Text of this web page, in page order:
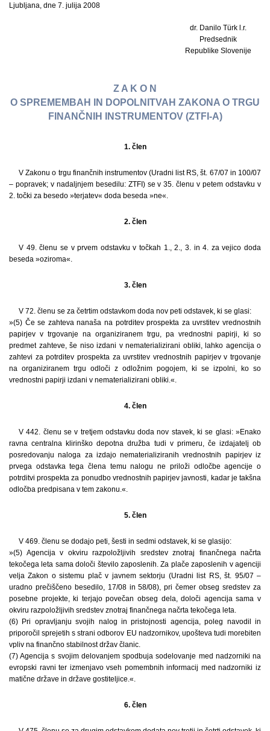
Ljubljana, dne 7. julija 2008
dr. Danilo Türk l.r.
Predsednik
Republike Slovenije
Z A K O N
O SPREMEMBAH IN DOPOLNITVAH ZAKONA O TRGU
FINANČNIH INSTRUMENTOV (ZTFI-A)
1. člen
V Zakonu o trgu finančnih instrumentov (Uradni list RS, št. 67/07 in 100/07
– popravek; v nadaljnjem besedilu: ZTFI) se v 35. členu v petem odstavku v
2. točki za besedo »terjatev« doda beseda »ne«.
2. člen
V 49. členu se v prvem odstavku v točkah 1., 2., 3. in 4. za vejico doda
beseda »oziroma«.
3. člen
V 72. členu se za četrtim odstavkom doda nov peti odstavek, ki se glasi:
»(5) Če se zahteva nanaša na potrditev prospekta za uvrstitev vrednostnih
papirjev v trgovanje na organiziranem trgu, pa vrednostni papirji, ki so
predmet zahteve, še niso izdani v nematerializirani obliki, lahko agencija o
zahtevi za potrditev prospekta za uvrstitev vrednostnih papirjev v trgovanje
na organiziranem trgu odloči z odložnim pogojem, ki se izpolni, ko so
vrednostni papirji izdani v nematerializirani obliki.«.
4. člen
V 442. členu se v tretjem odstavku doda nov stavek, ki se glasi: »Enako
ravna centralna klirinško depotna družba tudi v primeru, če izdajatelj ob
posredovanju naloga za izdajo nematerializiranih vrednostnih papirjev iz
prvega odstavka tega člena temu nalogu ne priloži odločbe agencije o
potrditvi prospekta za ponudbo vrednostnih papirjev javnosti, kadar je takšna
odločba predpisana v tem zakonu.«.
5. člen
V 469. členu se dodajo peti, šesti in sedmi odstavek, ki se glasijo:
»(5) Agencija v okviru razpoložljivih sredstev znotraj finančnega načrta
tekočega leta sama določi število zaposlenih. Za plače zaposlenih v agenciji
velja Zakon o sistemu plač v javnem sektorju (Uradni list RS, št. 95/07 –
uradno prečiščeno besedilo, 17/08 in 58/08), pri čemer obseg sredstev za
posebne projekte, ki terjajo povečan obseg dela, določi agencija sama v
okviru razpoložljivih sredstev znotraj finančnega načrta tekočega leta.
(6) Pri opravljanju svojih nalog in pristojnosti agencija, poleg navodil in
priporočil sprejetih s strani odborov EU nadzornikov, upošteva tudi morebiten
vpliv na finančno stabilnost držav članic.
(7) Agencija s svojim delovanjem spodbuja sodelovanje med nadzorniki na
evropski ravni ter izmenjavo vseh pomembnih informacij med nadzorniki iz
matične države in države gostiteljice.«.
6. člen